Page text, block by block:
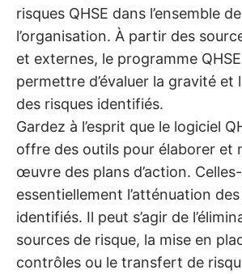
risques QHSE dans l’ensemble de
l’organisation. À partir des
et externes, le programme
permettre d’évaluer la gravité et
des risques identifiés.
Gardez à l’esprit que le logiciel
offre des outils pour élaborer et
œuvre des plans d’action.
essentiellement l’atténuation
identifiés. Il peut s’agir de
sources de risque, la mise en
contrôles ou le transfert de